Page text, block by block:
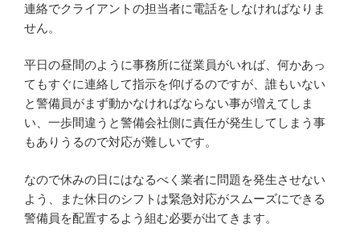
連絡でクライアントの担当者に電話をしなければなりま
せん。
平日の昼間のように事務所に従業員がいれば、何かあっ
てもすぐに連絡して指示を仰げるのですが、誰もいない
と警備員がまず動かなければならない事が増えてしま
い、一歩間違うと警備会社側に責任が発生してしまう事
もありうるので対応が難しいです。
なので休みの日にはなるべく業者に問題を発生させない
よう、また休日のシフトは緊急対応がスムーズにできる
警備員を配置するよう組む必要が出てきます。